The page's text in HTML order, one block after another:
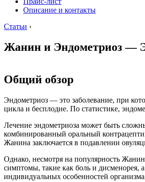
Описание и контакты
Статьи ›
Жанин и Эндометриоз —
Общий обзор
Эндометриоз — это заболевание, при
цикла и бесплодие. По статистике,
Лечение эндометриоза может быть
комбинированный оральный
Жанина заключается в подавлении
Однако, несмотря на популярность
симптомы, такие как боль и дисменорея,
индивидуальных особенностей